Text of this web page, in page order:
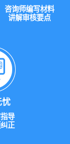
咨询师编写材料
讲解审核要点
忧
导
正